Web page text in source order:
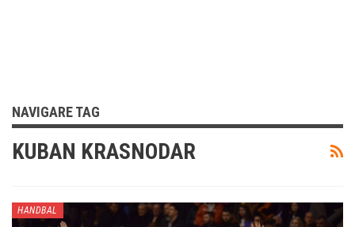
NAVIGARE TAG
KUBAN KRASNODAR
HANDBAL